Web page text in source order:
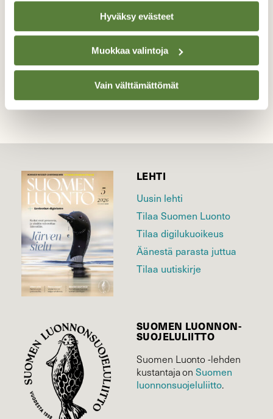
Hyväksy evästeet
Muokkaa valintoja
Vain välttämättömät
LEHTI
Uusin lehti
Tilaa Suomen Luonto
Tilaa digilukuoikeus
Äänestä parasta juttua
Tilaa uutiskirje
SUOMEN LUONNON­
SUOJELU­LIITTO
Suomen Luonto -lehden
kustantaja onSuomen
luonnonsuojelu­liitto.